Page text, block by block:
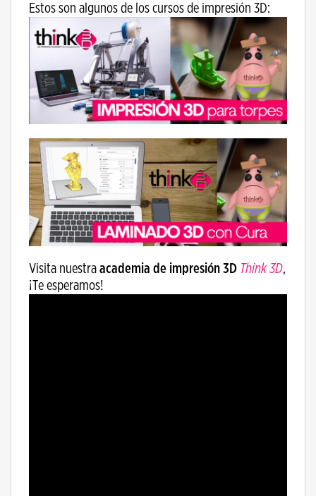
Estos son algunos de los cursos de impresión 3D:
Visita nuestra academia de impresión 3D Think 3D,
¡Te esperamos!